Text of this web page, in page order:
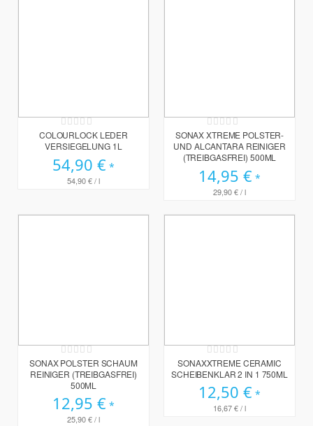
Rating:
0%
COLOURLOCK LEDER
VERSIEGELUNG 1L
54,90 €
54,90 €/ l
Rating:
0%
SONAX XTREME POLSTER-
UND ALCANTARA REINIGER
(TREIBGASFREI) 500ML
14,95 €
29,90 €/ l
Rating:
0%
SONAX POLSTER SCHAUM
REINIGER (TREIBGASFREI)
500ML
12,95 €
25,90 €/ l
Rating:
0%
SONAXXTREME CERAMIC
SCHEIBENKLAR 2 IN 1 750ML
12,50 €
16,67 €/ l